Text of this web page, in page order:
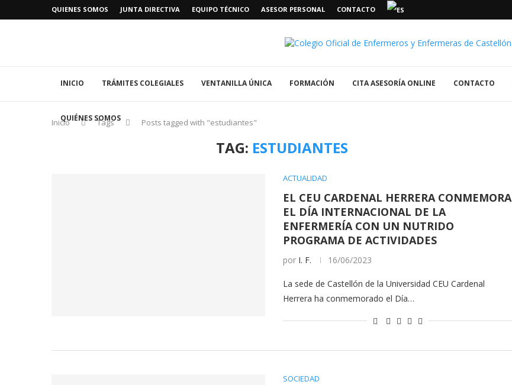
QUIENES SOMOS JUNTA DIRECTIVA EQUIPO TÉCNICO ASESOR PERSONAL CONTACTO
INICIO TRÁMITES COLEGIALES VENTANILLA ÚNICA FORMACIÓN CITA ASESORÍA ONLINE CONTACTO
QUIÉNES SOMOS
Inicio Tags Posts tagged with "estudiantes"
TAG: ESTUDIANTES
ACTUALIDAD
EL CEU CARDENAL HERRERA CONMEMORA
EL DÍA INTERNACIONAL DE LA
ENFERMERÍA CON UN NUTRIDO
PROGRAMA DE ACTIVIDADES
por I. F. 16/06/2023
La sede de Castellón de la Universidad CEU Cardenal
Herrera ha conmemorado el Día…
SOCIEDAD